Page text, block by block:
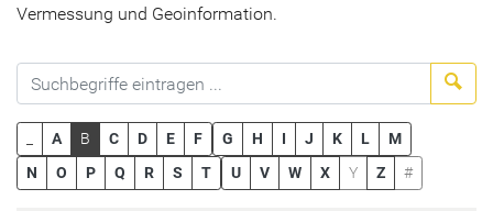
Vermessung und Geoinformation.
A B C D E F G H I J K L
M
N
O P Q R S T U V W X Y Z #